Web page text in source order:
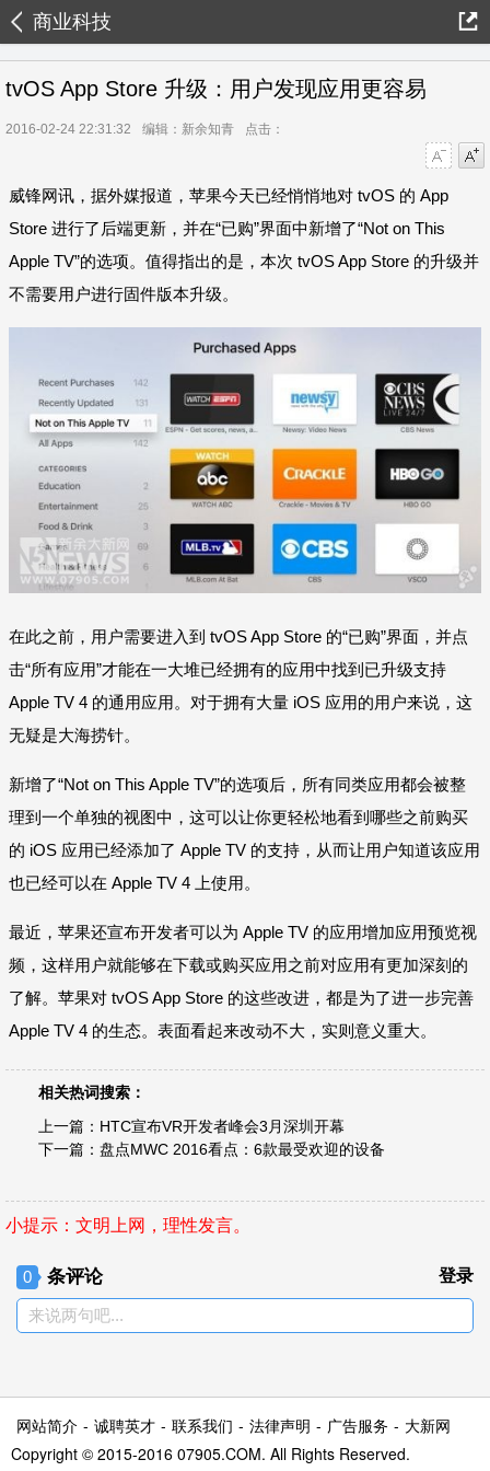
商业科技
tvOS App Store 升级：用户发现应用更容易
2016-02-24 22:31:32 编辑：新余知青
点击：
威锋网讯，据外媒报道，苹果今天已经悄悄地对 tvOS 的 App
Store 进行了后端更新，并在“已购”界面中新增了“Not on This
Apple TV”的选项。值得指出的是，本次 tvOS App Store 的升级并
不需要用户进行固件版本升级。
在此之前，用户需要进入到 tvOS App Store 的“已购”界面，并点
击“所有应用”才能在一大堆已经拥有的应用中找到已升级支持
Apple TV 4 的通用应用。对于拥有大量 iOS 应用的用户来说，这
无疑是大海捞针。
新增了“Not on This Apple TV”的选项后，所有同类应用都会被整
理到一个单独的视图中，这可以让你更轻松地看到哪些之前购买
的 iOS 应用已经添加了 Apple TV 的支持，从而让用户知道该应用
也已经可以在 Apple TV 4 上使用。
最近，苹果还宣布开发者可以为 Apple TV 的应用增加应用预览视
频，这样用户就能够在下载或购买应用之前对应用有更加深刻的
了解。苹果对 tvOS App Store 的这些改进，都是为了进一步完善
Apple TV 4 的生态。表面看起来改动不大，实则意义重大。
相关热词搜索：
上一篇： HTC宣布VR开发者峰会3月深圳开幕
下一篇： 盘点MWC 2016看点：6款最受欢迎的设备
小提示：文明上网，理性发言。
0 条评论 登录
来说两句吧...
网站简介 - 诚聘英才 - 联系我们 - 法律声明 - 广告服务 - 大新网
Copyright © 2015-2016 07905.COM. All Rights Reserved.